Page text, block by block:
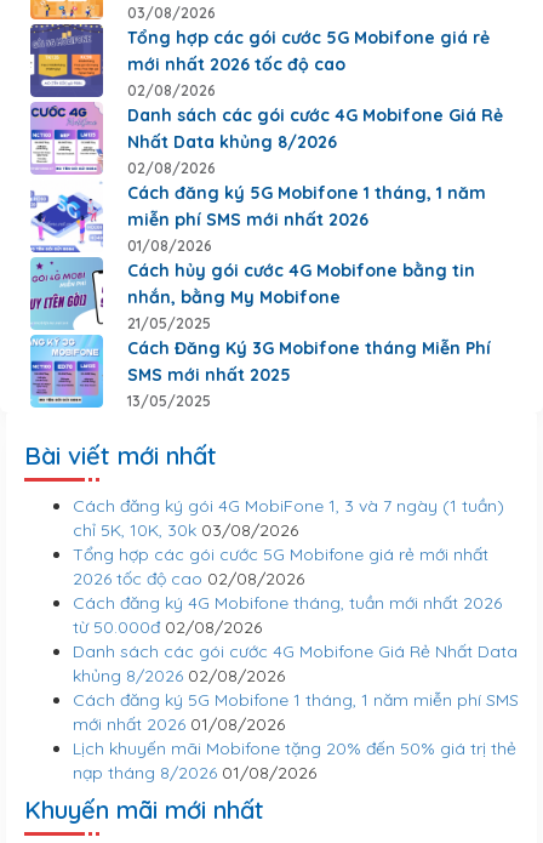
03/08/2026
Tổng hợp các gói cước 5G Mobifone giá rẻ
mới nhất 2026 tốc độ cao
02/08/2026
Danh sách các gói cước 4G Mobifone Giá Rẻ
Nhất Data khủng 8/2026
02/08/2026
Cách đăng ký 5G Mobifone 1 tháng, 1 năm
miễn phí SMS mới nhất 2026
01/08/2026
Cách hủy gói cước 4G Mobifone bằng tin
nhắn, bằng My Mobifone
21/05/2025
Cách Đăng Ký 3G Mobifone tháng Miễn Phí
SMS mới nhất 2025
13/05/2025
Bài viết mới nhất
Cách đăng ký gói 4G MobiFone 1, 3 và 7 ngày (1 tuần)
chỉ 5K, 10K, 30k 03/08/2026
Tổng hợp các gói cước 5G Mobifone giá rẻ mới nhất
2026 tốc độ cao 02/08/2026
Cách đăng ký 4G Mobifone tháng, tuần mới nhất 2026
từ 50.000đ 02/08/2026
Danh sách các gói cước 4G Mobifone Giá Rẻ Nhất Data
khủng 8/2026 02/08/2026
Cách đăng ký 5G Mobifone 1 tháng, 1 năm miễn phí SMS
mới nhất 2026 01/08/2026
Lịch khuyến mãi Mobifone tặng 20% đến 50% giá trị thẻ
nạp tháng 8/2026 01/08/2026
Khuyến mãi mới nhất